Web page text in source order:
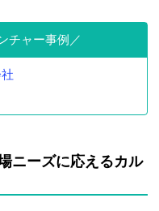
チャー事例
ニーズに応えるカル